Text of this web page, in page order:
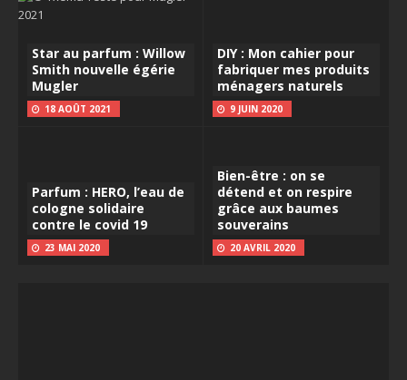
Star au parfum : Willow
Smith nouvelle égérie
Mugler
18 AOÛT 2021
DIY : Mon cahier pour
fabriquer mes produits
ménagers naturels
9 JUIN 2020
Parfum : HERO, l’eau de
cologne solidaire
contre le covid 19
23 MAI 2020
Bien-être : on se
détend et on respire
grâce aux baumes
souverains
20 AVRIL 2020